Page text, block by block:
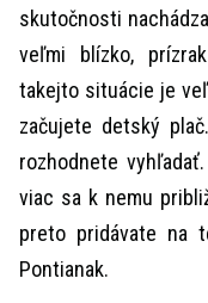
skutočnosti
veľmi blízko,
takejto situácie je
začujete detský
rozhodnete
viac sa k nemu
preto pridávate na
Pontianak.